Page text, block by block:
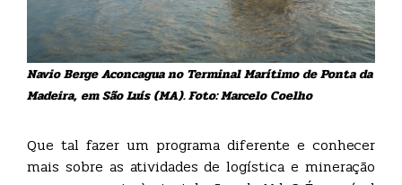
Navio Berge Aconcagua no Terminal Marítimo de Ponta da
Madeira, em São Luís (MA). Foto: Marcelo Coelho
Que tal fazer um programa diferente e conhecer
mais sobre as atividades de logística e mineração